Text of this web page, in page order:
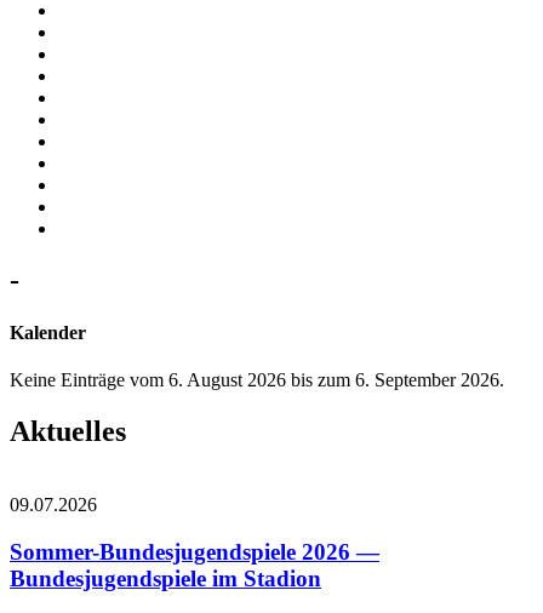
-
Kalender
Keine Einträge vom 6. August 2026 bis zum 6. September 2026.
Aktuelles
09.07.2026
Sommer-Bundesjugendspiele 2026 —
Bundesjugendspiele im Stadion